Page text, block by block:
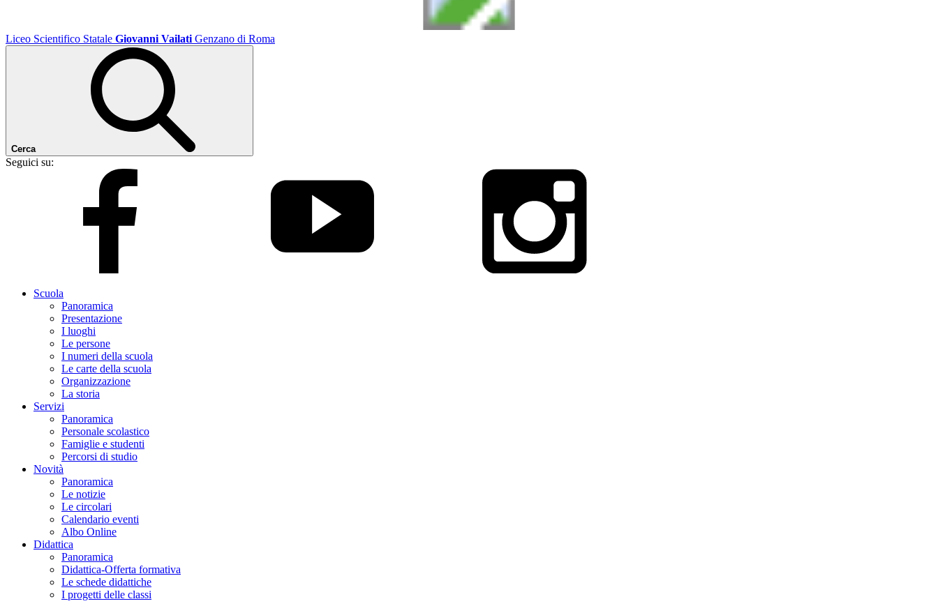
Liceo Scientifico Statale Giovanni Vailati Genzano di Roma
Cerca
Seguici su:
Scuola
Panoramica
Presentazione
I luoghi
Le persone
I numeri della scuola
Le carte della scuola
Organizzazione
La storia
Servizi
Panoramica
Personale scolastico
Famiglie e studenti
Percorsi di studio
Novità
Panoramica
Le notizie
Le circolari
Calendario eventi
Albo Online
Didattica
Panoramica
Didattica-Offerta formativa
Le schede didattiche
I progetti delle classi